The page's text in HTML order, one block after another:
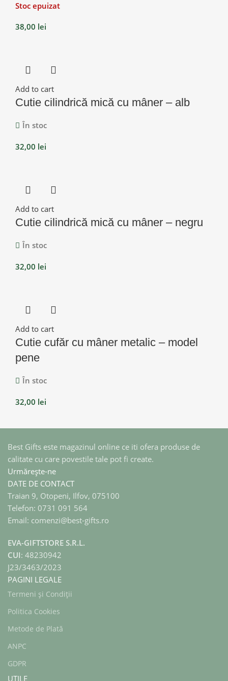
Stoc epuizat
38,00 lei
Add to cart
Cutie cilindrică mică cu mâner – alb
În stoc
32,00 lei
Add to cart
Cutie cilindrică mică cu mâner – negru
În stoc
32,00 lei
Add to cart
Cutie cufăr cu mâner metalic – model
pene
În stoc
32,00 lei
Best Gifts este magazinul online ce iti ofera produse de
calitate cu care povestile tale pot fi create.
Urmărește-ne
DATE DE CONTACT
Traian 9, Otopeni, Ilfov, 075100
Telefon: 0731 091 564
Email: comenzi@best-gifts.ro
EVA-GIFTSTORE S.R.L.
CUI: 48230942
J23/3463/2023
PAGINI LEGALE
Termeni și Condiții
Politica Cookies
Metode de Plată
ANPC
GDPR
UTILE